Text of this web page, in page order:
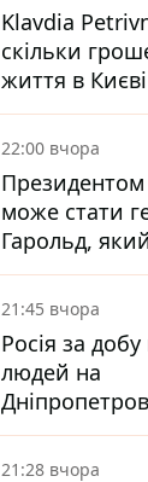
Klavdia
скільки
життя в
вкладає
22:00 вчора
може стати
Гарольд,
біль – він
голосування
21:45 вчора
Росія за
людей на
ударами
районів
21:28 вчора